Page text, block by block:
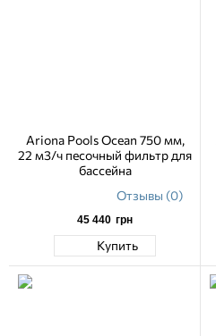
Ariona Pools Ocean 750 мм,
22 м3/ч песочный фильтр для
бассейна
Отзывы (0)
45 440 грн
Купить